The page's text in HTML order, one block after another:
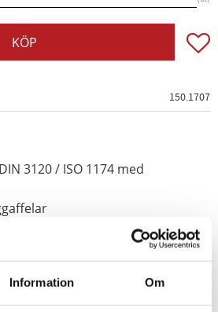
Information Om
KÖP
150.1707
3120 / ISO 1174 med
kardanaxelfläns.
lastbilsväxlar